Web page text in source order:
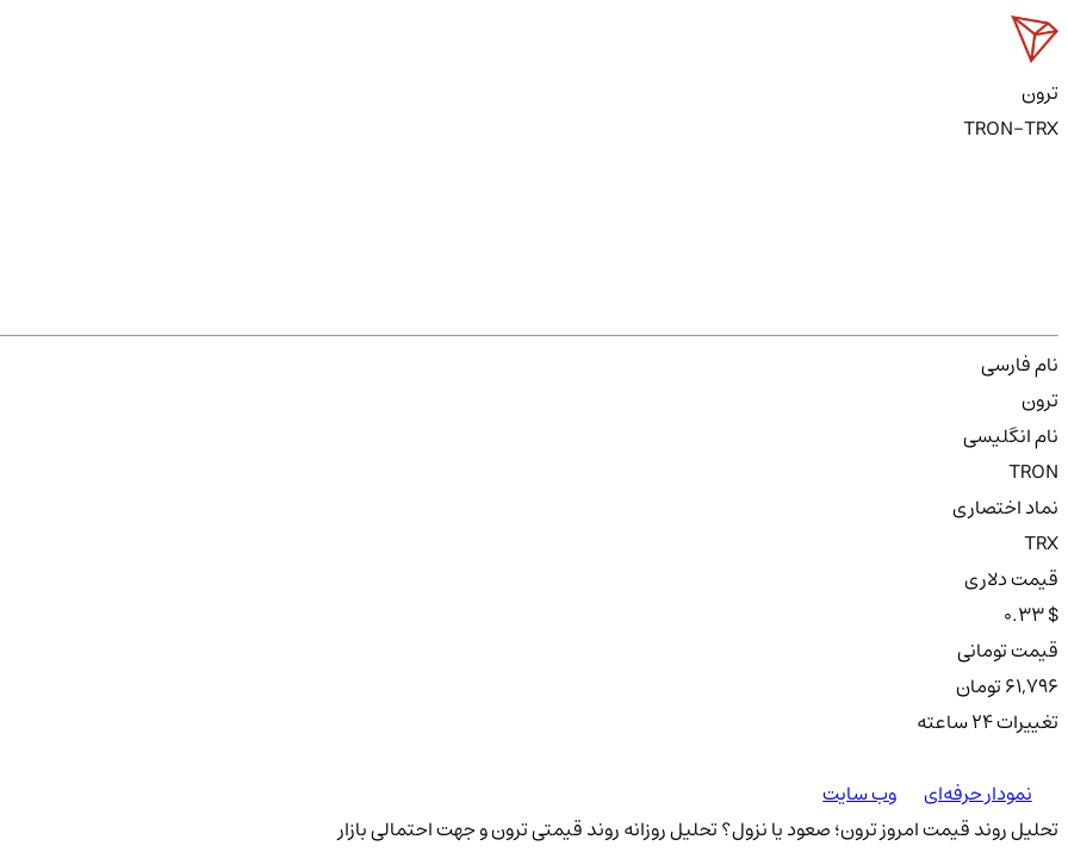
ترون
TRON-TRX
نام فارسی
ترون
نام انگلیسی
TRON
نماد اختصاری
TRX
قیمت دلاری
0.33 $
قیمت تومانی
61,796 تومان
تغییرات ۲۴ ساعته
نمودار حرفه‌ای
وب سایت
تحلیل روند قیمت امروز ترون؛ صعود یا نزول؟تحلیل روزانه روند قیمتی ترون و جهت احتمالی بازار